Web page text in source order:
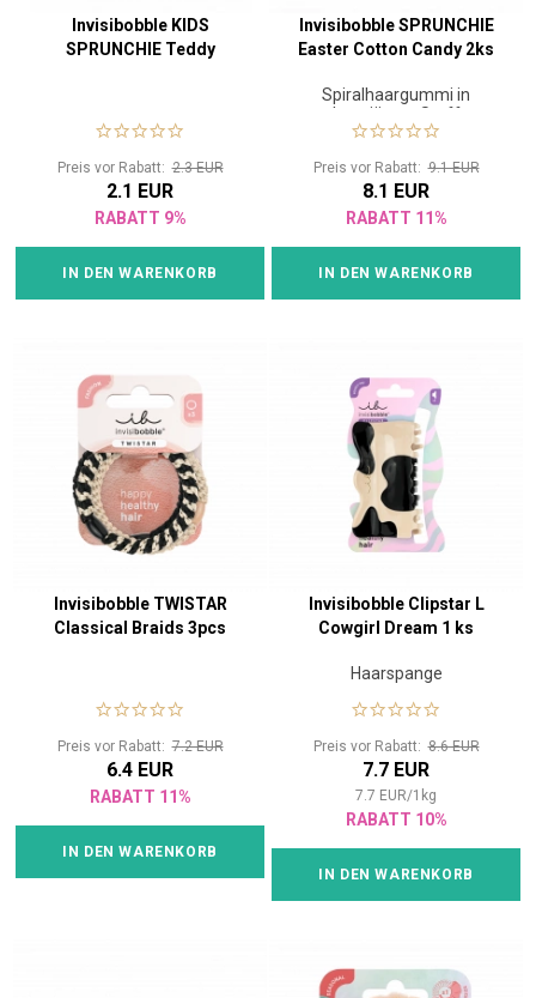
Invisibobble KIDS
SPRUNCHIE Teddy
Preis vor Rabatt:2.3 EUR
2.1 EUR
RABATT 9%
IN DEN WARENKORB
Invisibobble SPRUNCHIE
Easter Cotton Candy 2ks
Spiralhaargummi in
luxuriösem Stoff
Preis vor Rabatt:9.1 EUR
8.1 EUR
RABATT 11%
IN DEN WARENKORB
Invisibobble TWISTAR
Classical Braids 3pcs
Preis vor Rabatt:7.2 EUR
6.4 EUR
RABATT 11%
IN DEN WARENKORB
Invisibobble Clipstar L
Cowgirl Dream 1 ks
Haarspange
Preis vor Rabatt:8.6 EUR
7.7 EUR
7.7 EUR/1 kg
RABATT 10%
IN DEN WARENKORB